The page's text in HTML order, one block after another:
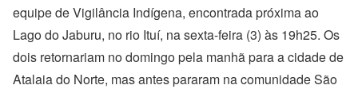
equipe de Vigilância Indígena, encontrada próxima ao
Lago do Jaburu, no rio Ituí, na sexta-feira (3) às 19h25. Os
dois retornariam no domingo pela manhã para a cidade de
Atalaia do Norte, mas antes pararam na comunidade São